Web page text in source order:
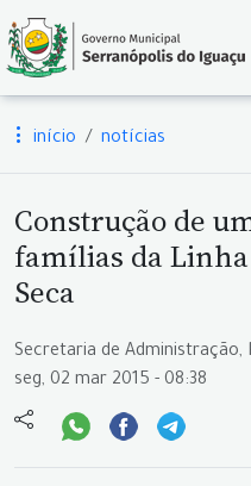
início notícias
Construção de
famílias da
Seca
Secretaria de Administração,
seg, 02 mar 2015 - 08:38